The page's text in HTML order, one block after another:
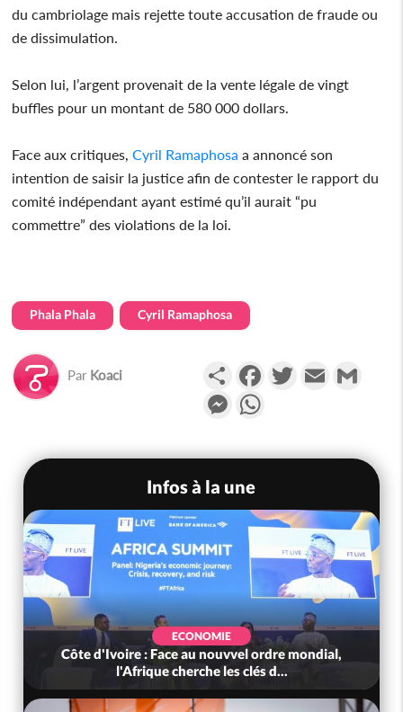
du cambriolage mais rejette toute accusation de fraude ou
de dissimulation.
Selon lui, l’argent provenait de la vente légale de vingt
buffles pour un montant de 580 000 dollars.
Face aux critiques,Cyril Ramaphosa a annoncé son
intention de saisir la justice afin de contester le rapport du
comité indépendant ayant estimé qu’il aurait “pu
commettre” des violations de la loi.
Phala Phala Cyril Ramaphosa
Par Koaci PartagerFacebookTwitterEmail
Messenger
Infos à la une
ECONOMIE
Côte d'Ivoire : Face au nouvvel ordre mondial,
l'Afrique cherche les clés d...